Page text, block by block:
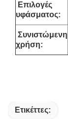
Επιλογές
υφάσματος:
Συνιστώμενη
χρήση:
Ετικέττες: